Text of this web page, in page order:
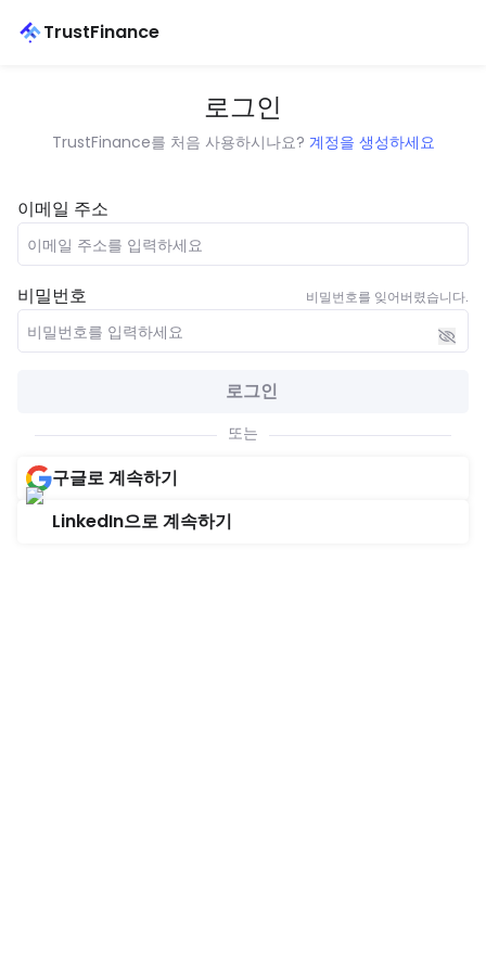
TrustFinance
로그인
TrustFinance를 처음 사용하시나요? 계정을 생성하세요
이메일 주소
비밀번호 비밀번호를 잊어버렸습니다.
로그인
또는
구글로 계속하기
LinkedIn으로 계속하기